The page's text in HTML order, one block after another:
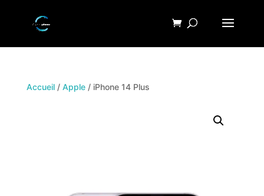
Accueil/ Apple/ iPhone 14 Plus